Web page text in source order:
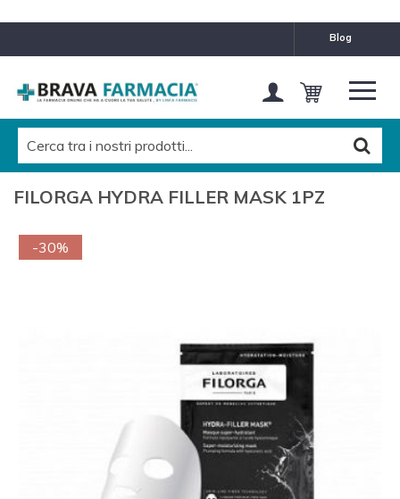
blog
FILORGA HYDRA FILLER MASK 1PZ
-30%